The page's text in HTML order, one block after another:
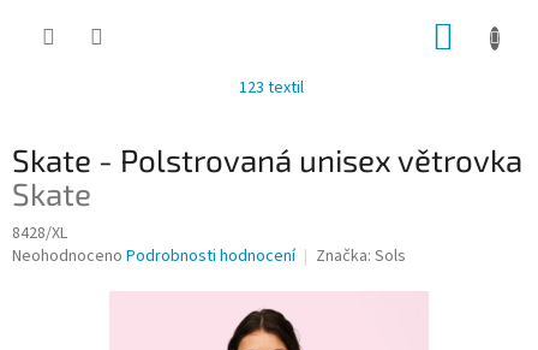
123 textil
Skate - Polstrovaná unisex větrovka
Skate
8428/XL
Průměrné
Neohodnoceno Podrobnosti hodnocení Značka: Sols